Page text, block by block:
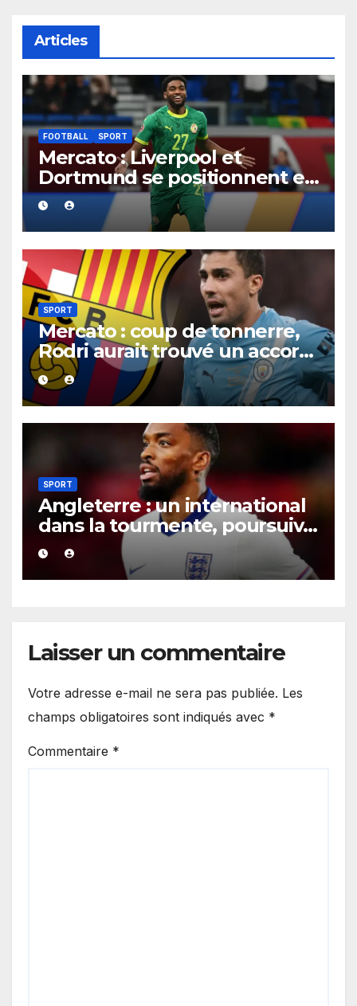
Articles
FOOTBALL SPORT
Mercato : Liverpool et
Dortmund se positionnent en
favoris pour recruter Ibrahim
Mbaye
SPORT
Mercato : coup de tonnerre,
Rodri aurait trouvé un accord
XXL avec le Barça pour un
contrat jusqu’en 2030.
SPORT
Angleterre : un international
dans la tourmente, poursuivi
après une présumée
agression survenue en boîte
de nuit.
Laisser un commentaire
Votre adresse e-mail ne sera pas publiée. Les
champs obligatoires sont indiqués avec *
Commentaire *